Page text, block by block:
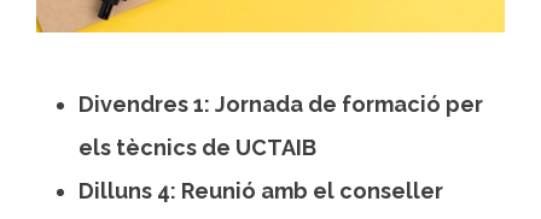
Divendres 1: Jornada de formació per
els tècnics de UCTAIB
Dilluns 4: Reunió amb el conseller